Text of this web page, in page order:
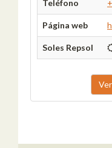
Teléfono
Página web
Soles Repsol